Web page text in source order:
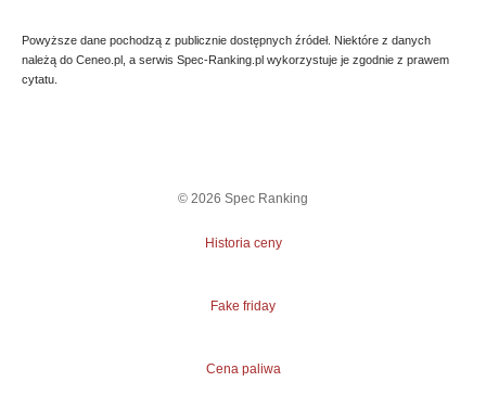
Powyższe dane pochodzą z publicznie dostępnych źródeł. Niektóre z danych
należą do Ceneo.pl, a serwis Spec-Ranking.pl wykorzystuje je zgodnie z prawem
cytatu.
© 2026 Spec Ranking
Historia ceny
Fake friday
Cena paliwa